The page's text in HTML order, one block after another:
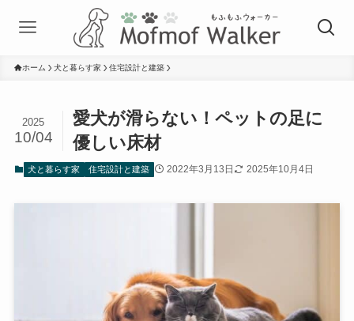
ホーム 犬と暮らす家 住宅設計と建築
愛犬が滑らない！ペットの足に
優しい床材
2025
10/04
犬と暮らす家 住宅設計と建築 2022年3月13日 2025年10月4日